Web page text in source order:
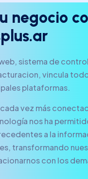
u negocio co
p us.ar
sistema de
vincula
plataformas.
cada vez más
nos ha
a la
transformando
con los